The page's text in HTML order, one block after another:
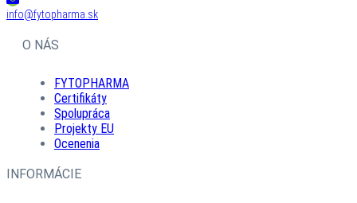
info@fytopharma.sk
O NÁS
FYTOPHARMA
Certifikáty
Spolupráca
Projekty EU
Ocenenia
INFORMÁCIE